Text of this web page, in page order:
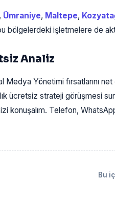
, Ümraniye, Maltepe,
bölgelerdeki işletmelere de
Analiz
Yönetimi fırsatlarını
ücretsiz strateji görüşmesi
konuşalım. Telefon,
Bu